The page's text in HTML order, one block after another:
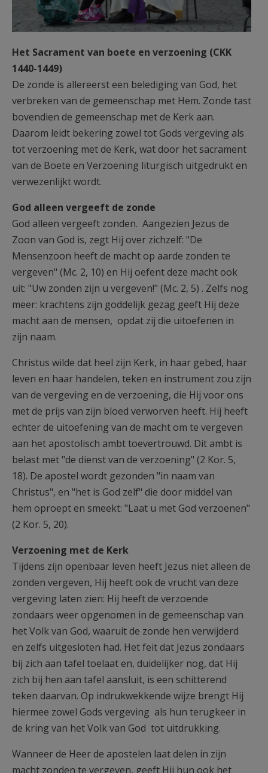
Het Sacrament van boete en verzoening (CKK
1440-1449)
De zonde is allereerst een belediging van God, het
verbreken van de gemeenschap met Hem. Zonde tast
bovendien de gemeenschap met de Kerk aan.
Daarom leidt bekering zowel tot Gods vergeving als
tot verzoening met de Kerk, wat door het sacrament
van de Boete en Verzoening liturgisch uitgedrukt en
verwezenlijkt wordt.
God alleen vergeeft de zonde
God alleen vergeeft zonden. Aangezien Jezus de
Zoon van God is, zegt Hij over zichzelf: "De
Mensenzoon heeft de macht op aarde zonden te
vergeven" (Mc. 2, 10) en Hij oefent deze macht ook
uit: "Uw zonden zijn u vergeven!" (Mc. 2, 5) . Zelfs nog
meer: krachtens zijn goddelijk gezag geeft Hij deze
macht aan de mensen, opdat zij die uitoefenen in
zijn naam.
Christus wilde dat heel zijn Kerk, in haar gebed, haar
leven en haar handelen, teken en instrument zou zijn
van de vergeving en de verzoening, die Hij voor ons
met de prijs van zijn bloed verworven heeft. Hij heeft
echter de uitoefening van de macht om te vergeven
aan het apostolisch ambt toevertrouwd. Dit ambt is
belast met "de dienst van de verzoening" (2 Kor. 5,
18). De apostel wordt gezonden "in naam van
Christus", en "het is God zelf" die door middel van
hem oproept en smeekt: "Laat u met God verzoenen"
(2 Kor. 5, 20).
Verzoening met de Kerk
Tijdens zijn openbaar leven heeft Jezus niet alleen de
zonden vergeven, Hij heeft ook de vrucht van deze
vergeving laten zien: Hij heeft de verzoende
zondaars weer opgenomen in de gemeenschap van
het Volk van God, waaruit de zonde hen verwijderd
en zelfs uitgesloten had. Het feit dat Jezus zondaars
bij zich aan tafel toelaat en, duidelijker nog, dat Hij
zich bij hen aan tafel aansluit, is een schitterend
teken daarvan. Op indrukwekkende wijze brengt Hij
hiermee zowel Gods vergeving als hun terugkeer in
de kring van het Volk van God tot uitdrukking.
Wanneer de Heer de apostelen laat delen in zijn
macht zonden te vergeven, geeft Hij hun ook het